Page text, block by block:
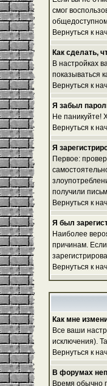
смог
Вернуться к
Как сделать,
В настройках
показываться
Вернуться к
Я забыл
Не паникуйте!
Вернуться к
Я
Первое:
получили
Вернуться к
Я был
Наиболее
причинам.
Вернуться к
Как мне
Все ваши
исключения).
Вернуться к
В форумах
Время обычно